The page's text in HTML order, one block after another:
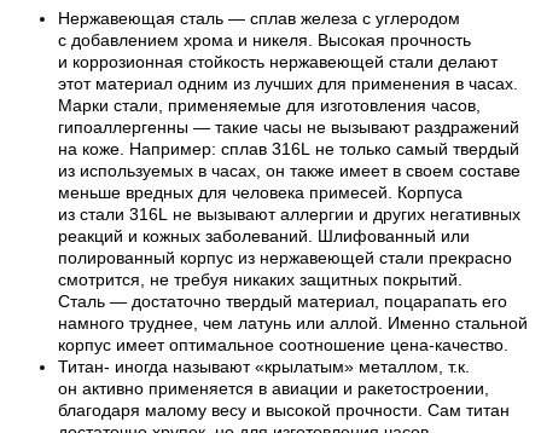
Нержавеющая сталь — сплав железа с углеродом
с добавлением хрома и никеля. Высокая прочность
и коррозионная стойкость нержавеющей стали делают
этот материал одним из лучших для применения в часах.
Марки стали, применяемые для изготовления часов,
гипоаллергенны — такие часы не вызывают раздражений
на коже. Например: сплав 316L не только самый твердый
из используемых в часах, он также имеет в своем составе
меньше вредных для человека примесей. Корпуса
из стали 316L не вызывают аллергии и других негативных
реакций и кожных заболеваний. Шлифованный или
полированный корпус из нержавеющей стали прекрасно
смотрится, не требуя никаких защитных покрытий.
Сталь — достаточно твердый материал, поцарапать его
намного труднее, чем латунь или аллой. Именно стальной
корпус имеет оптимальное соотношение цена-качество.
Титан- иногда называют «крылатым» металлом, т.к.
он активно применяется в авиации и ракетостроении,
благодаря малому весу и высокой прочности. Сам титан